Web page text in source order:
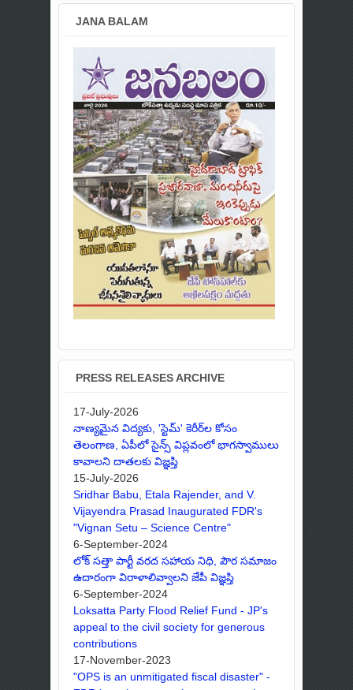
JANA BALAM
PRESS RELEASES ARCHIVE
17-July-2026
నాణ్యమైన విద్యకు, 'స్టెమ్' కెరీర్‌ల కోసం
తెలంగాణ, ఏపీలో సైన్స్ విప్లవంలో భాగస్వాములు
కావాలని దాతలకు విజ్ఞప్తి
15-July-2026
Sridhar Babu, Etala Rajender, and V.
Vijayendra Prasad Inaugurated FDR's
"Vignan Setu – Science Centre"
6-September-2024
లోక్ సత్తా పార్టీ వరద సహాయ నిధి, పౌర సమాజం
ఉదారంగా విరాళాలివ్వాలని జేపీ విజ్ఞప్తి
6-September-2024
Loksatta Party Flood Relief Fund - JP's
appeal to the civil society for generous
contributions
17-November-2023
"OPS is an unmitigated fiscal disaster" -